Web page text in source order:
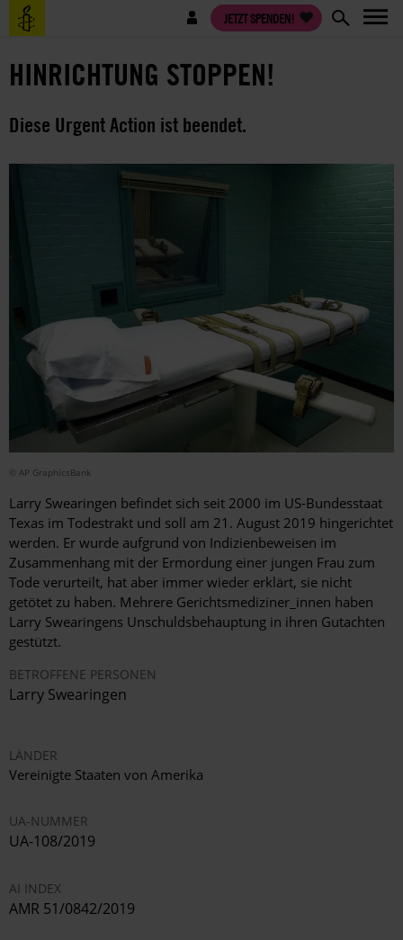
Direkt
zum
Benutzermenü JETZT SPENDEN!
HINRICHTUNG STOPPEN!
Diese Urgent Action ist beendet.
© AP GraphicsBank
Larry Swearingen befindet sich seit 2000 im US-Bundesstaat
Texas im Todestrakt und soll am 21. August 2019 hingerichtet
werden. Er wurde aufgrund von Indizienbeweisen im
Zusammenhang mit der Ermordung einer jungen Frau zum
Tode verurteilt, hat aber immer wieder erklärt, sie nicht
getötet zu haben. Mehrere Gerichtsmediziner_innen haben
Larry Swearingens Unschuldsbehauptung in ihren Gutachten
gestützt.
BETROFFENE PERSONEN
Larry Swearingen
LÄNDER
Vereinigte Staaten von Amerika
UA-NUMMER
UA-108/2019
AI INDEX
AMR 51/0842/2019